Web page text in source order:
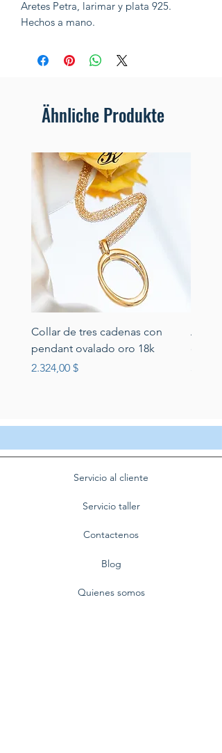
Aretes Petra, larimar y plata 925.
Hechos a mano.
Ähnliche Produkte
Collar de tres cadenas con
pendant ovalado oro 18k
Preis
2.324,00 $
Servicio al cliente
Servicio taller
Contactenos
Blog
Quienes somos